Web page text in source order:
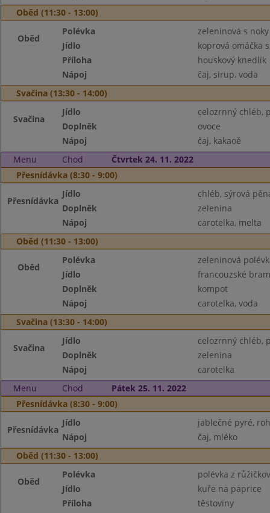
Oběd (11:30 - 13:00)
Oběd
Polévka
zeleninová s noky
Jídlo
koprová omáčka
Příloha
houskový knedlík
Nápoj
čaj, sirup, voda
Svačina (13:30 - 14:00)
Svačina
Jídlo
celozrnný chléb,
Doplněk
ovoce
Nápoj
čaj, kakaoě
Menu
Chod
Čtvrtek 24. 11. 2022
Přesnídávka (8:30 - 9:00)
Přesnídávka
Jídlo
chléb, sýrová
Doplněk
zelenina
Nápoj
carotelka, melta
Oběd (11:30 - 13:00)
Oběd
Polévka
zeleninová
Jídlo
francouzské
Doplněk
kompot
Nápoj
carotelka, voda
Svačina (13:30 - 14:00)
Svačina
Jídlo
celozrnný chléb,
Doplněk
zelenina
Nápoj
carotelka
Menu
Chod
Pátek 25. 11. 2022
Přesnídávka (8:30 - 9:00)
Přesnídávka
Jídlo
jablečné pyré,
Nápoj
čaj, mléko
Oběd (11:30 - 13:00)
Oběd
Polévka
polévka z
Jídlo
kuře na paprice
Příloha
těstoviny